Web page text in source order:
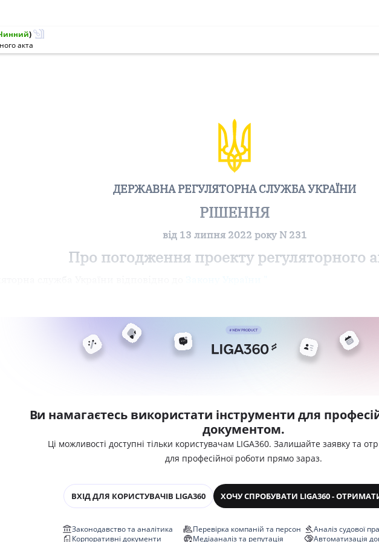
)
акта
ДЕРЖАВНА РЕГУЛЯТОРНА СЛУЖБА УКРАЇНИ
РІШЕННЯ
від 13 липня 2022 року N 231
Про погодження проекту регуляторного
Ви намагаєтесь використати інструменти для
документом.
Ці можливості доступні тільки користувачам LIGA360. Залишайте заявку та
для професійної роботи прямо зараз.
ВХІД ДЛЯ КОРИСТУВАЧІВ LIGA360 ХОЧУ СПРОБУВАТИ LIGA360 -
Законодавство та аналітика
Корпоративні документи
Перевірка компаній та персон
Медіааналіз та репутація
Аналіз судової
Автоматизація